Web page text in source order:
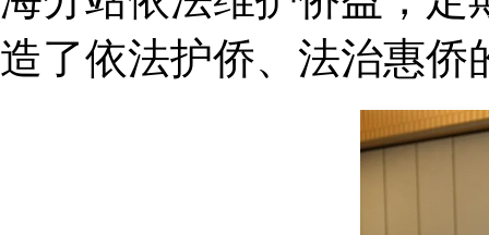
造了依法护侨、法治惠侨